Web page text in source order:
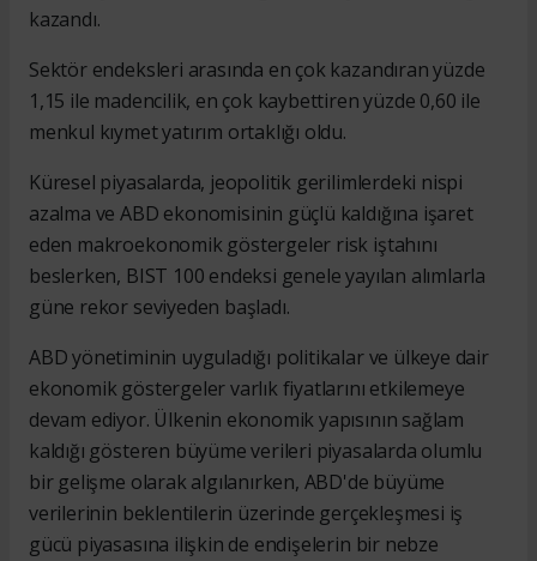
kazandı.
Sektör endeksleri arasında en çok kazandıran yüzde
1,15 ile madencilik, en çok kaybettiren yüzde 0,60 ile
menkul kıymet yatırım ortaklığı oldu.
Küresel piyasalarda, jeopolitik gerilimlerdeki nispi
azalma ve ABD ekonomisinin güçlü kaldığına işaret
eden makroekonomik göstergeler risk iştahını
beslerken, BIST 100 endeksi genele yayılan alımlarla
güne rekor seviyeden başladı.
ABD yönetiminin uyguladığı politikalar ve ülkeye dair
ekonomik göstergeler varlık fiyatlarını etkilemeye
devam ediyor. Ülkenin ekonomik yapısının sağlam
kaldığı gösteren büyüme verileri piyasalarda olumlu
bir gelişme olarak algılanırken, ABD'de büyüme
verilerinin beklentilerin üzerinde gerçekleşmesi iş
gücü piyasasına ilişkin de endişelerin bir nebze